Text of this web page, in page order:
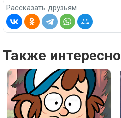
Рассказать друзьям
Также интересно